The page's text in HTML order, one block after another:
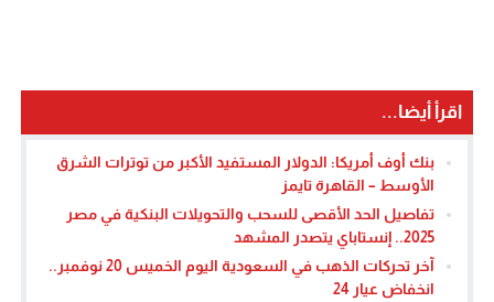
اقرأ أيضا...
بنك أوف أمريكا: الدولار المستفيد الأكبر من توترات الشرق
الأوسط – القاهرة تايمز
تفاصيل الحد الأقصى للسحب والتحويلات البنكية في مصر
2025.. إنستاباي يتصدر المشهد
آخر تحركات الذهب في السعودية اليوم الخميس 20 نوفمبر..
انخفاض عيار 24